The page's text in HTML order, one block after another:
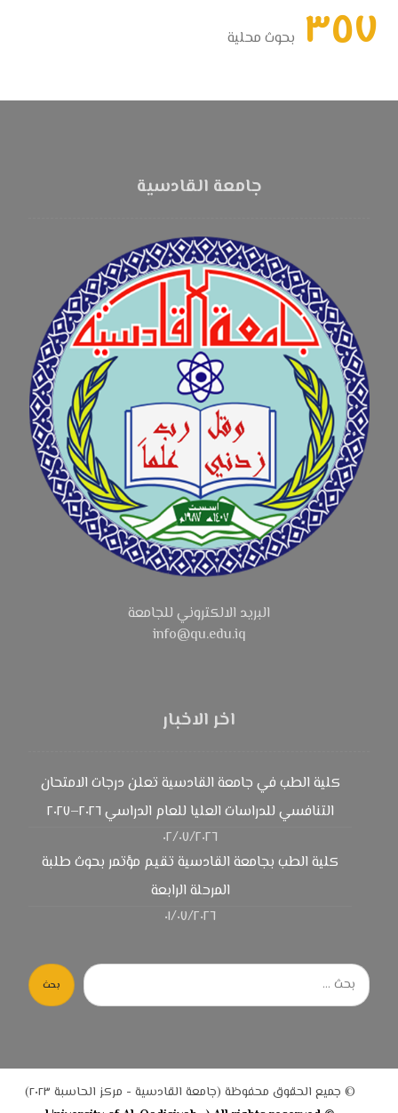
٣٥٧ بحوث محلية
جامعة القادسية
البريد الالكتروني للجامعة
info@qu.edu.iq
اخر الاخبار
كلية الطب في جامعة القادسية تعلن درجات الامتحان
التنافسي للدراسات العليا للعام الدراسي ٢٠٢٦–٢٠٢٧
٠٢/٠٧/٢٠٢٦
كلية الطب بجامعة القادسية تقيم مؤتمر بحوث طلبة
المرحلة الرابعة
٠١/٠٧/٢٠٢٦
بحث
© جميع الحقوق محفوظة (جامعة القادسية - مركز الحاسبة ٢٠٢٣)